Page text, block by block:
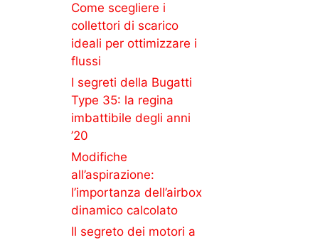
Come scegliere i
collettori di scarico
ideali per ottimizzare i
flussi
I segreti della Bugatti
Type 35: la regina
imbattibile degli anni
’20
Modifiche
all’aspirazione:
l’importanza dell’airbox
dinamico calcolato
Il segreto dei motori a